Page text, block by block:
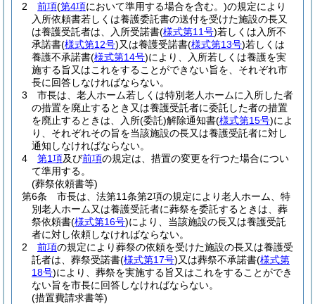
2
前項(第4項において準用する場合を含む。)の規定により
入所依頼書若しくは養護委託書の送付を受けた施設の長又
は養護受託者は、入所受諾書(様式第11号)若しくは入所不
承諾書(様式第12号)又は養護受諾書(様式第13号)若しくは
養護不承諾書(様式第14号)により、入所若しくは養護を実
施する旨又はこれをすることができない旨を、それぞれ市
長に回答しなければならない。
3
市長は、老人ホーム若しくは特別老人ホームに入所した者
の措置を廃止するとき又は養護受託者に委託した者の措置
を廃止するときは、入所(委託)解除通知書(様式第15号)によ
り、それぞれその旨を当該施設の長又は養護受託者に対し
通知しなければならない。
4
第1項及び前項の規定は、措置の変更を行つた場合につい
て準用する。
(葬祭依頼書等)
第6条
市長は、法第11条第2項の規定により老人ホーム、特
別老人ホーム又は養護受託者に葬祭を委託するときは、葬
祭依頼書(様式第16号)により、当該施設の長又は養護受託
者に対し依頼しなければならない。
2
前項の規定により葬祭の依頼を受けた施設の長又は養護受
託者は、葬祭受諾書(様式第17号)又は葬祭不承諾書(様式第
18号)により、葬祭を実施する旨又はこれをすることができ
ない旨を市長に回答しなければならない。
(措置費請求書等)